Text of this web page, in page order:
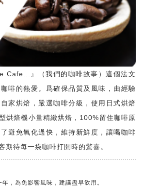
Cafe...』（我們的咖啡故事）這個法文
啡的熱愛。爲確保品質及風味，由經驗
家烘焙，嚴選咖啡分級，使用日式烘焙
烘焙機小量精緻烘焙，100%留住咖啡原
避免氧化過快，維持新鮮度，讓喝咖啡
期待每一袋咖啡打開時的驚喜。
，為免影響風味，建議盡早飲用。